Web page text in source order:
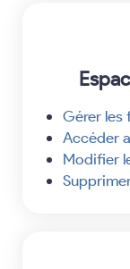
Gérer les
Accéder
Modifier